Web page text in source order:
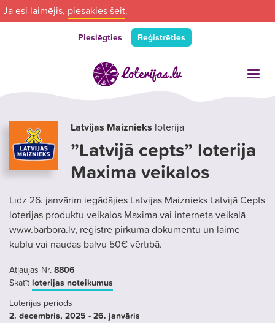
Ja esi laimējis, piesakies šeit.
Pieslēgties Reģistrēties
Latvijas Maiznieks loterija
”Latvijā cepts” loterija
Maxima veikalos
Līdz 26. janvārim iegādājies Latvijas Maiznieks Latvijā Cepts
loterijas produktu veikalos Maxima vai interneta veikalā
www.barbora.lv, reģistrē pirkuma dokumentu un laimē
kublu vai naudas balvu 50€ vērtībā.
Atļaujas Nr. 8806
Skatīt loterijas noteikumus
Loterijas periods
2. decembris, 2025 - 26. janvāris